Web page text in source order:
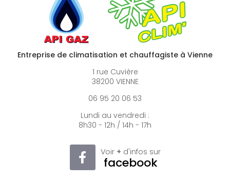
Entreprise de climatisation et chauffagiste à Vienne
1 rue Cuvière
38200 VIENNE
06 95 20 06 53
Lundi au vendredi :
8h30 - 12h / 14h - 17h
Voir + d'infos sur
facebook